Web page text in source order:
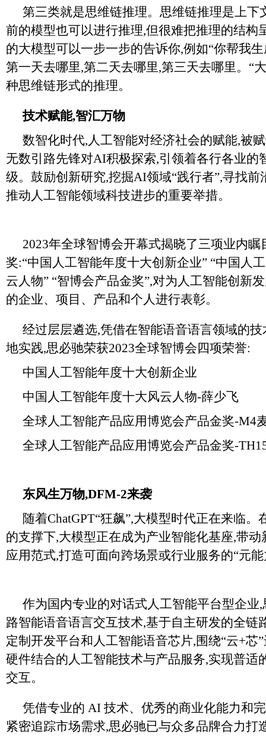
第三类就是思维链推理。思维链推理是上下
前的模型也可以进行推理,但很难把推理的结构
的大模型可以一步一步的告诉你,例如“你帮我
第一天去哪里,第二天去哪里,第三天去哪里。“
种思维链形式的推理。
技术赋能,智汇万物
数智化时代,人工智能对经济社会的赋能,被
无数引路先锋对AI积极探索,引领着各行各业的
级。鼓励创新研究,挖掘AI领域“践行者”,寻找前
推动人工智能领域科技进步的重要举措。
2023年全球智博会开幕式揭晓了三项业内瞩
奖:“中国人工智能年度十大创新企业” “中国人
云人物” “智博会产品金奖”,对为人工智能创新
的企业、项目、产品和个人进行表彰。
经过层层遴选,凭借在智能语音语言领域的
地实践,思必驰荣获2023全球智博会四项荣誉:
中国人工智能年度十大创新企业
中国人工智能年度十大风云人物-薛少飞
全球人工智能产品应用博览会产品金奖-M4
全球人工智能产品应用博览会产品金奖-
东风生万物,DFM-2来袭
随着ChatGPT“狂飙”,大模型时代正在来临。
的支撑下,大模型正在成为产业智能化基座,带
应用范式,打造可面向跨场景或行业服务的“元
作为国内专业的对话式人工智能平台型企业
路智能语音语言交互技术,基于自主研发的全链
定制开发平台和人工智能语音芯片,围绕“云+芯
硬件结合的人工智能技术与产品服务,实现普适
交互。
凭借专业的 AI 技术、优秀的商业化能力和
紧密追踪市场需求,思必驰已与众多品牌合力打